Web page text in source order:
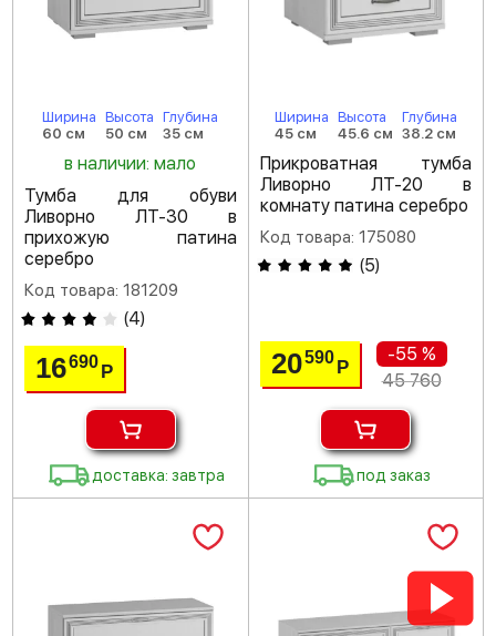
Ширина
60 см
Высота
50 см
Глубина
35 см
в наличии: мало
Тумба для обуви
Ливорно ЛТ-30 в
прихожую патина
серебро
Код товара: 181209
(4)
16690Р
доставка: завтра
Ширина
45 см
Высота
45.6 см
Глубина
38.2 см
Прикроватная тумба
Ливорно ЛТ-20 в
комнату патина серебро
Код товара: 175080
(5)
20590 Р
-55 %
45 760
под заказ